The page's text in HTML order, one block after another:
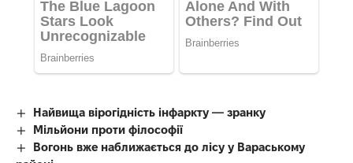
Найвища вірогідність інфаркту — зранку
Мільйони проти філософії
Вогонь вже наближається до лісу у Вараському